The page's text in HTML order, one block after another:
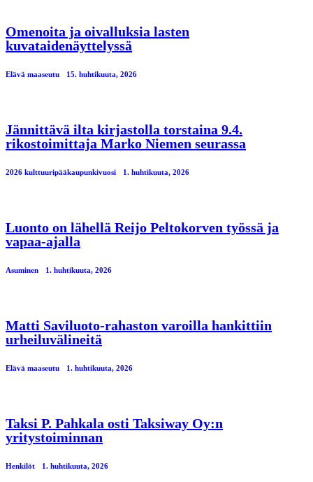
Omenoita ja oivalluksia lasten
kuvataidenäyttelyssä
Elävä maaseutu 15. huhtikuuta, 2026
Jännittävä ilta kirjastolla torstaina 9.4.
rikostoimittaja Marko Niemen seurassa
2026 kulttuuripääkaupunkivuosi 1. huhtikuuta, 2026
Luonto on lähellä Reijo Peltokorven työssä ja
vapaa-ajalla
Asuminen 1. huhtikuuta, 2026
Matti Saviluoto-rahaston varoilla hankittiin
urheiluvälineitä
Elävä maaseutu 1. huhtikuuta, 2026
Taksi P. Pahkala osti Taksiway Oy:n
yritystoiminnan
Henkilöt 1. huhtikuuta, 2026